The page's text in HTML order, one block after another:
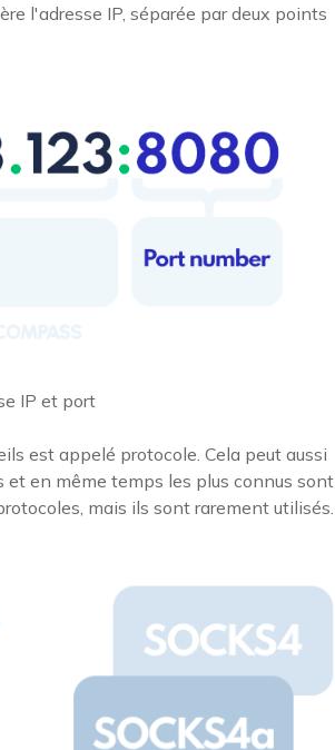
l'adresse IP, séparée par deux points
IP et port
est appelé protocole. Cela peut aussi
en même temps les plus connus sont
mais ils sont rarement utilisés.